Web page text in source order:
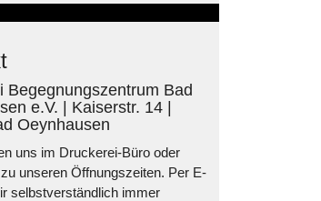
Begegnungszentrum Bad
e.V. | Kaiserstr. 14 |
Oeynhausen
uns im Druckerei-Büro oder
unseren Öffnungszeiten. Per E-
selbstverständlich immer